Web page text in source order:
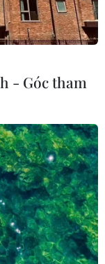
- Góc tham